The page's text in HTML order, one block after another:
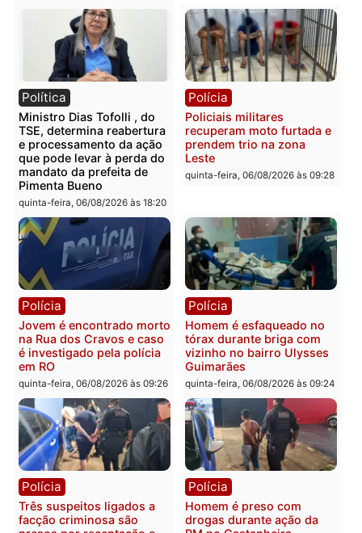
provedores de internet em
Rondônia
sexta-feira, 07/08/2026 às 09:33
sexta-feira, 07/08/2026 às
Polícia
Polícia Militar apreende
explosivos e embarcação
durante patrulhamento
fluvial no Rio Madeira em
Porto Velho
sexta-feira, 07/08/2026 às 09:27
Polícia
Tragédia na BR-364:
em Porto Velho
quinta-feira, 06/08/2026 às
Política
Ministro Dias Tofolli , do
TSE, determina reabertura
e processamento da ação
que pode levar à perda do
mandato da prefeita de
Pimenta Bueno
quinta-feira, 06/08/2026 às 18:20
Polícia
Policiais militares
recuperam moto furtada
prendem trio na zona
Leste
quinta-feira, 06/08/2026 às